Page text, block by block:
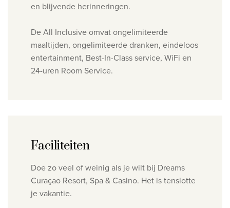
en blijvende herinneringen.
De All Inclusive omvat ongelimiteerde
maaltijden, ongelimiteerde dranken, eindeloos
entertainment, Best-In-Class service, WiFi en
24-uren Room Service.
Faciliteiten
Doe zo veel of weinig als je wilt bij Dreams
Curaçao Resort, Spa & Casino. Het is tenslotte
je vakantie.